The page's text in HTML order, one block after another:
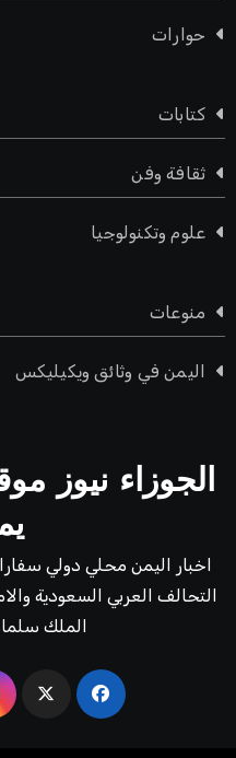
حوارات
كتابات
ثقافة وفن
علوم وتكنولوجيا
منوعات
اليمن في وثائق ويكيليكس
الجوزاء نيوز
اخبار اليمن محلي دولي
التحالف العربي السعودية
الملك